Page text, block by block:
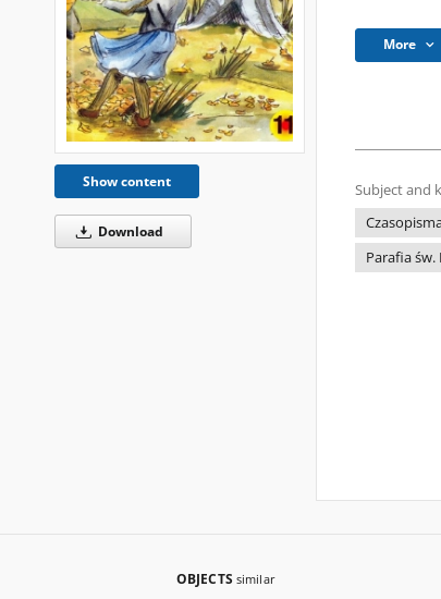
Show content
Download
More
Subject and
Parafia św.
OBJECTS similar